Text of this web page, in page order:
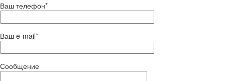
Ваш телефон*
Ваш e-mail*
Сообщение